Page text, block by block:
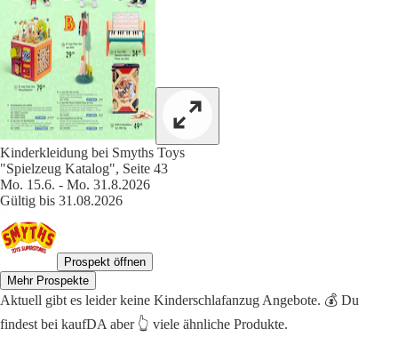
Kinderkleidung bei Smyths Toys
"Spielzeug Katalog", Seite 43
Mo. 15.6. - Mo. 31.8.2026
Gültig bis 31.08.2026
Prospekt öffnen
Mehr Prospekte
Aktuell gibt es leider keine Kinderschlafanzug Angebote. 💰 Du
findest bei kaufDA aber 👆 viele ähnliche Produkte.